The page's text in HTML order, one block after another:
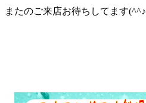
またのご来店お待ちしてます(^^♪